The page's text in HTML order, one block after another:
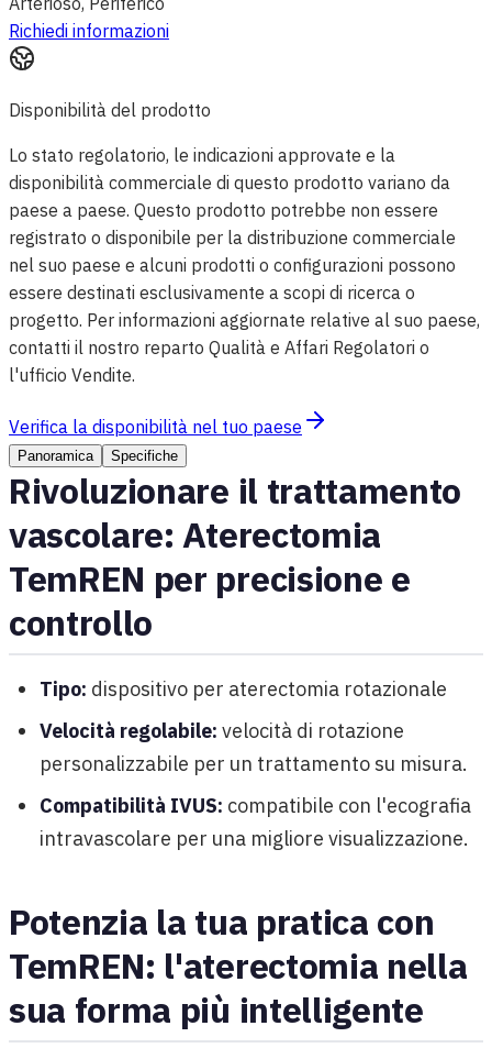
Richiedi informazioni
Disponibilità del prodotto
Lo stato regolatorio, le indicazioni approvate e la
disponibilità commerciale di questo prodotto variano da
paese a paese. Questo prodotto potrebbe non essere
registrato o disponibile per la distribuzione commerciale
nel suo paese e alcuni prodotti o configurazioni possono
essere destinati esclusivamente a scopi di ricerca o
progetto. Per informazioni aggiornate relative al suo paese,
contatti il nostro reparto Qualità e Affari Regolatori o
l'ufficio Vendite.
Verifica la disponibilità nel tuo paese
Panoramica Specifiche
Rivoluzionare il trattamento
vascolare: Aterectomia
TemREN per precisione e
controllo
Tipo: dispositivo per aterectomia rotazionale
Velocità regolabile: velocità di rotazione
personalizzabile per un trattamento su misura.
Compatibilità IVUS: compatibile con l'ecografia
intravascolare per una migliore visualizzazione.
Potenzia la tua pratica con
TemREN: l'aterectomia nella
sua forma più intelligente